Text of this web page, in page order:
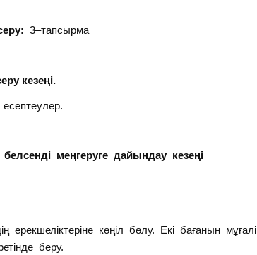
3–тапсырма
кезеңі.
меңгеруге дайындау кезеңі
ерекшеліктеріне көңіл бөлу. Екі бағанын
беру.